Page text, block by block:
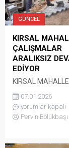
GÜNCEL
KIRSAL
ÇALIŞMALAR
ARALIKSIZ
EDİYOR
KIRSAL
DEVAM EDİYOR
Belediyesi Fen
Müdürlüğü
çalışmalarla
07.01.2026
yorumlar kapalı
Pervin Bölükbaşı